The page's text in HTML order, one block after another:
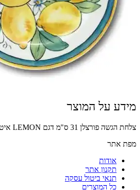
מידע על המוצר
צלחת הגשה פורצלן 31 ס"מ דגם LEMON איטליה
מפת אתר
אודות
תקנון אתר
תנאי ביטול עסקה
כל המוצרים